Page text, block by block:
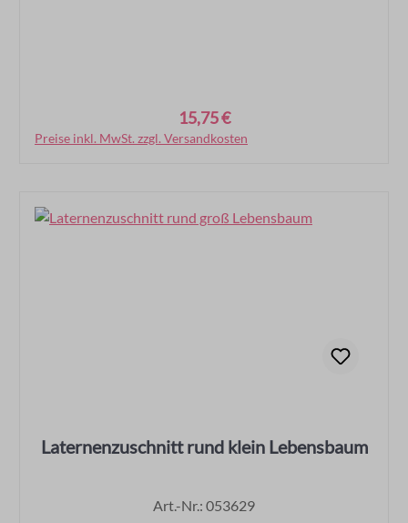
15,75 €
Preise inkl. MwSt. zzgl. Versandkosten
In den Warenkorb
Laternenzuschnitt rund klein Lebensbaum
Art.-Nr.: 053629